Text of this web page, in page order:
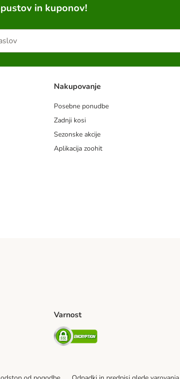
in kuponov!
Nakupovanje
Posebne ponudbe
Zadnji kosi
Sezonske akcije
Aplikacija zoohit
Varnost
Security